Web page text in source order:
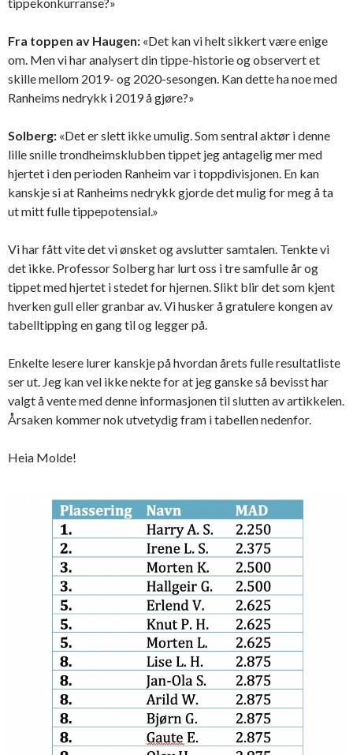
Fra toppen av Haugen: «Det kan vi helt sikkert være enige
om. Men vi har analysert din tippe-historie og observert et
skille mellom 2019- og 2020-sesongen. Kan dette ha noe med
Ranheims nedrykk i 2019 å gjøre?»
Solberg: «Det er slett ikke umulig. Som sentral aktør i denne
lille snille trondheimsklubben tippet jeg antagelig mer med
hjertet i den perioden Ranheim var i toppdivisjonen. En kan
kanskje si at Ranheims nedrykk gjorde det mulig for meg å ta
ut mitt fulle tippepotensial.»
Vi har fått vite det vi ønsket og avslutter samtalen. Tenkte vi
det ikke. Professor Solberg har lurt oss i tre samfulle år og
tippet med hjertet i stedet for hjernen. Slikt blir det som kjent
hverken gull eller granbar av. Vi husker å gratulere kongen av
tabelltipping en gang til og legger på.
Enkelte lesere lurer kanskje på hvordan årets fulle resultatliste
ser ut. Jeg kan vel ikke nekte for at jeg ganske så bevisst har
valgt å vente med denne informasjonen til slutten av artikkelen.
Årsaken kommer nok utvetydig fram i tabellen nedenfor.
Heia Molde!